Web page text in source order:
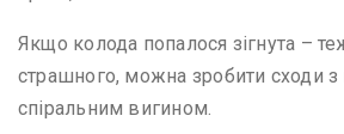
Якщо колода попалося зігнута –
страшного, можна зробити сходи
спіральним вигином.